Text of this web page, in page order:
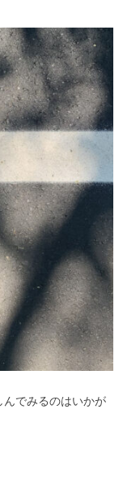
でみるのはいかが